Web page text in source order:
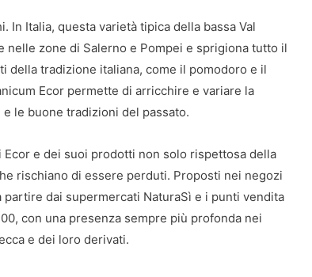
Italia, questa varietà tipica della bassa Val
zone di Salerno e Pompei e sprigiona tutto il
tradizione italiana, come il pomodoro e il
Ecor permette di arricchire e variare la
le buone tradizioni del passato.
e dei suoi prodotti non solo rispettosa della
rischiano di essere perduti. Proposti nei negozi
dai supermercati NaturaSì e i punti vendita
con una presenza sempre più profonda nei
e dei loro derivati.